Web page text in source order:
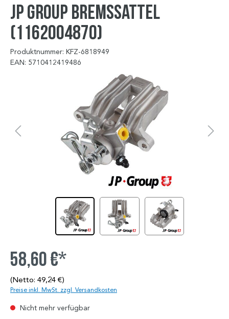
JP GROUP Bremssattel
(1162004870)
Produktnummer: KFZ-6818949
EAN: 5710412419486
58,60 €*
(Netto: 49,24 €)
Preise inkl. MwSt. zzgl. Versandkosten
Nicht mehr verfügbar